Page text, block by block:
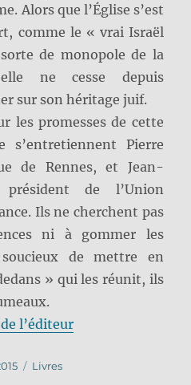
Alors que l’Église s’est
comme le « vrai Israël
de monopole de la
ne cesse depuis
sur son héritage juif.
les promesses de cette
s’entretiennent Pierre
de Rennes, et Jean-
président de l’Union
Ils ne cherchent pas
ni à gommer les
de mettre en
» qui les réunit, ils
l’éditeur
Catégories
Livres